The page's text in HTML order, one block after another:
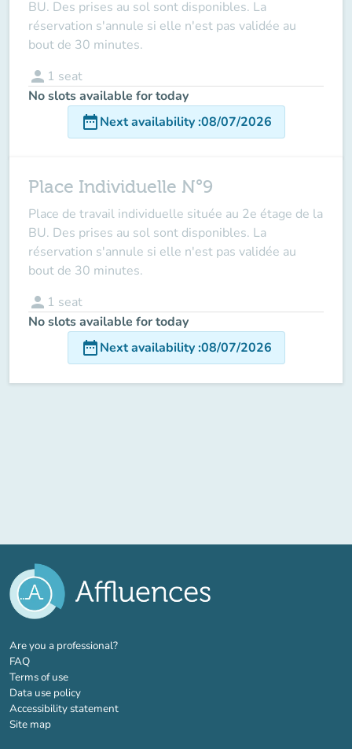
BU. Des prises au sol sont disponibles. La
réservation s'annule si elle n'est pas validée au
bout de 30 minutes.
person 1 seat
No slots available for today
date_rangeNext availability:08/07/2026
Place Individuelle N°9
Place de travail individuelle située au 2e étage de la
BU. Des prises au sol sont disponibles. La
réservation s'annule si elle n'est pas validée au
bout de 30 minutes.
person 1 seat
No slots available for today
date_rangeNext availability:08/07/2026
Are you a professional?(new tab)
FAQ
Terms of use
Data use policy
Accessibility statement
Site map